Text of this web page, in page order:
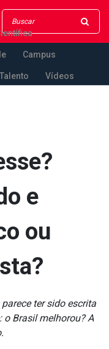
Campus
Talento Vídeos
e
ou
ter sido escrita
o Brasil melhorou? A